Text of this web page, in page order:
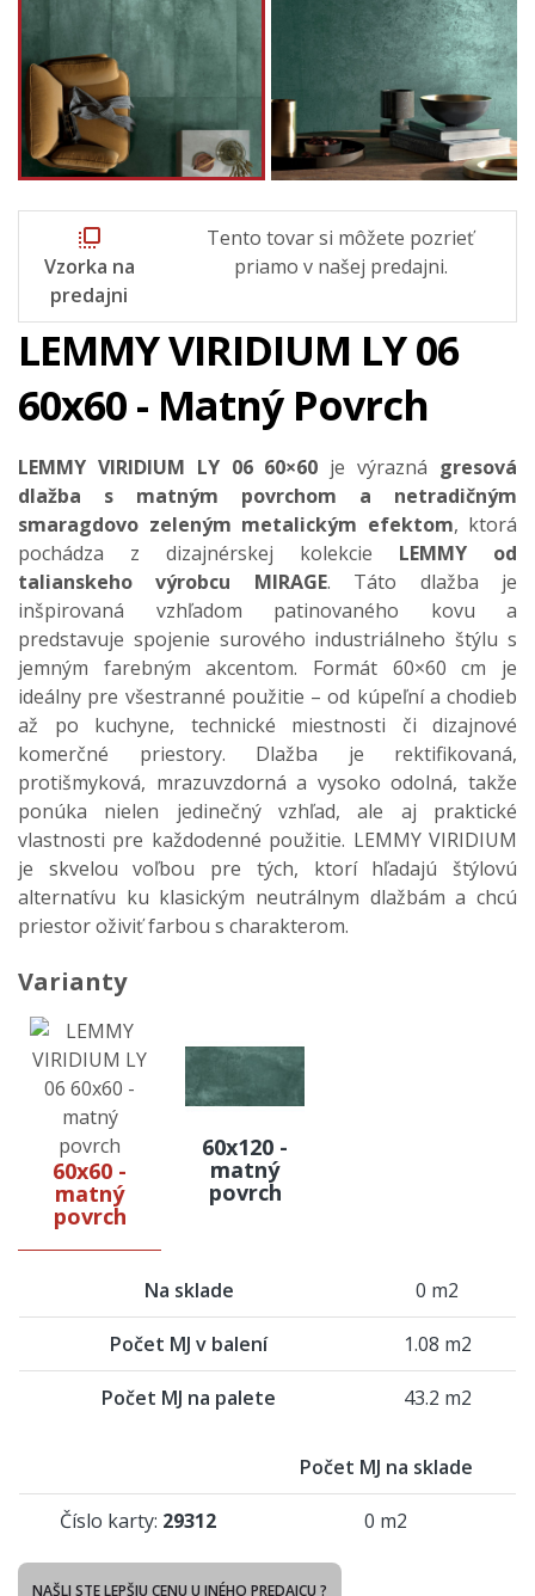
flip_to_front
Vzorka na
predajni
Tento tovar si môžete pozrieť
priamo v našej predajni.
LEMMY VIRIDIUM LY 06
60x60 - Matný Povrch
LEMMY VIRIDIUM LY 06 60×60 je výrazná gresová
dlažba s matným povrchom
a netradičným
smaragdovo zeleným metalickým efektom, ktorá
pochádza z dizajnérskej kolekcie LEMMY od
talianskeho výrobcu MIRAGE. Táto dlažba je
inšpirovaná vzhľadom patinovaného kovu a
predstavuje spojenie surového industriálneho štýlu s
jemným farebným akcentom. Formát 60×60 cm je
ideálny pre všestranné použitie – od kúpeľní a chodieb
až po kuchyne, technické miestnosti či dizajnové
komerčné priestory. Dlažba je rektifikovaná,
protišmyková, mrazuvzdorná a vysoko odolná, takže
ponúka nielen jedinečný vzhľad, ale aj praktické
vlastnosti pre každodenné použitie. LEMMY VIRIDIUM
je skvelou voľbou pre tých, ktorí hľadajú štýlovú
alternatívu ku klasickým neutrálnym dlažbám a chcú
priestor oživiť farbou s charakterom.
Varianty
60x60 -
matný
povrch
60x120 -
matný
povrch
Na sklade 0 m2
Počet MJ v balení 1.08 m2
Počet MJ na palete 43.2 m2
Počet MJ na sklade
Číslo karty: 29312 0 m2
NAŠLI STE LEPŠIU CENU U INÉHO PREDAJCU ?